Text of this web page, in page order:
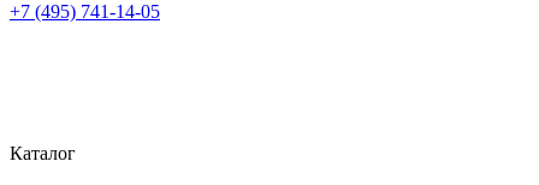
+7 (495) 741-14-05
Каталог